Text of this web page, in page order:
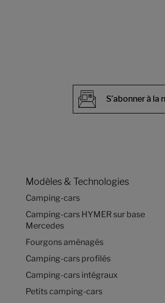
S’abonner à la
Modèles & Technologies
Camping-cars
Camping-cars HYMER sur base
Mercedes
Fourgons aménagés
Camping-cars profilés
Camping-cars intégraux
Petits camping-cars